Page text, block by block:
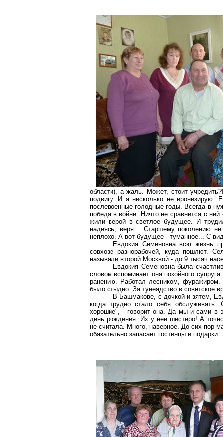
области), а жаль. Может, стоит
подвигу. И я нисколько не иронизирую.
послевоенные голодные годы. Всегда в
победа в войне. Ничто не сравнится с
жили верой в светлое будущее. И
надеясь, веря… Старшему поколению не
неплохо. А вот будущее - туманное... С
Евдокия Семеновна всю жизнь
совхозе разнорабочей, куда пошлют.
называли второй Москвой - до 9 тысяч
Евдокия Семеновна была
словом вспоминает она покойного
ранению. Работал лесником,
было стыдно. За тунеядство в советское
В Башмакове, с дочкой и зятем,
когда трудно стало себя
хорошие", - говорит она. Да мы и сами в
день рождения. Их у нее шестеро! А
не считала. Много, наверное. До сих пор
обязательно запасает гостинцы и подарки.